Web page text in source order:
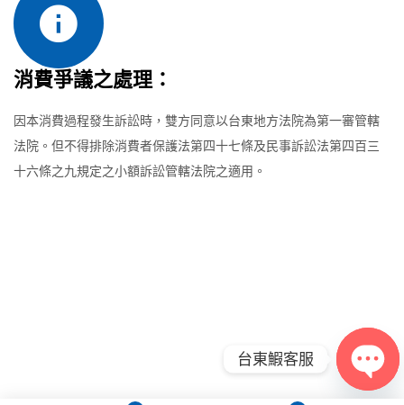
消費爭議之處理：
因本消費過程發生訴訟時，雙方同意以台東地方法院為第一審管轄
法院。但不得排除消費者保護法第四十七條及民事訴訟法第四百三
十六條之九規定之小額訴訟管轄法院之適用。
台東鰕客服
Open